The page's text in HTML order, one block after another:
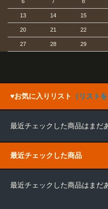
13 14 15
20 21 22
27 28 29
♥お気に入りリスト （リスト
最近チェックした商品はまだ
最近チェックした商品
最近チェックした商品はまだ